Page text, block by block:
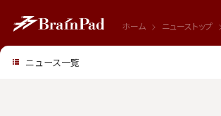
ホーム ニューストップ
ニュース一覧